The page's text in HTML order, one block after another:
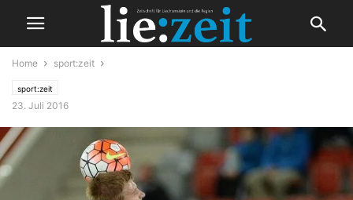
Home sport:zeit
sport:zeit
23. Juli 2016